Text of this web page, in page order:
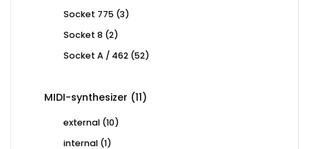
Socket 775 33
Socket 8 22
Socket A / 462 5252
MIDI-synthesizer 1111
external 1010
internal 11